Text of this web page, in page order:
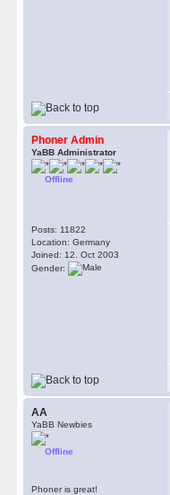
Phoner Admin
YaBB Administrator
Offline
Posts: 11822
Location: Germany
Joined: 12. Oct 2003
Gender:
AA
YaBB Newbies
Offline
Phoner is great!